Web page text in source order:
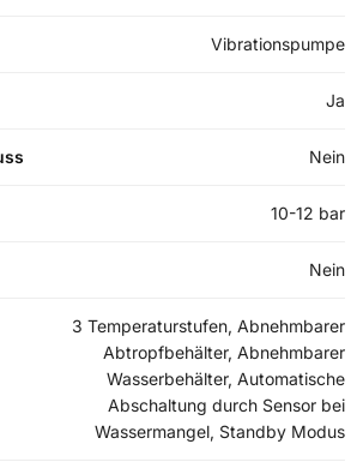
Vibrationspumpe
Ja
Nein
10-12 bar
Nein
3 Temperaturstufen, Abnehmbarer
Abtropfbehälter, Abnehmbarer
Wasserbehälter, Automatische
Abschaltung durch Sensor bei
Wassermangel, Standby Modus